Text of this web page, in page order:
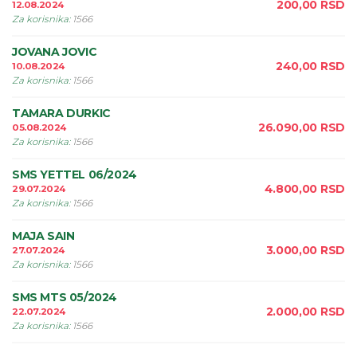
12.08.2024
Za korisnika: 1566
200,00 RSD
JOVANA JOVIC
10.08.2024
Za korisnika: 1566
240,00 RSD
TAMARA DURKIC
05.08.2024
Za korisnika: 1566
26.090,00 RSD
SMS YETTEL 06/2024
29.07.2024
Za korisnika: 1566
4.800,00 RSD
MAJA SAIN
27.07.2024
Za korisnika: 1566
3.000,00 RSD
SMS MTS 05/2024
22.07.2024
Za korisnika: 1566
2.000,00 RSD